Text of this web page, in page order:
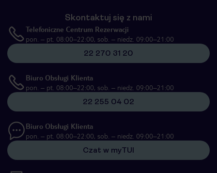
Skontaktuj się z nami
Telefoniczne Centrum Rezerwacji
pon. – pt. 08:00–22:00, sob. – niedz. 09:00–21:00
22 270 31 20
Biuro Obsługi Klienta
pon. – pt. 08:00–22:00, sob. – niedz. 09:00–21:00
22 255 04 02
Biuro Obsługi Klienta
pon. – pt. 08:00–22:00, sob. – niedz. 09:00–21:00
Czat w myTUI